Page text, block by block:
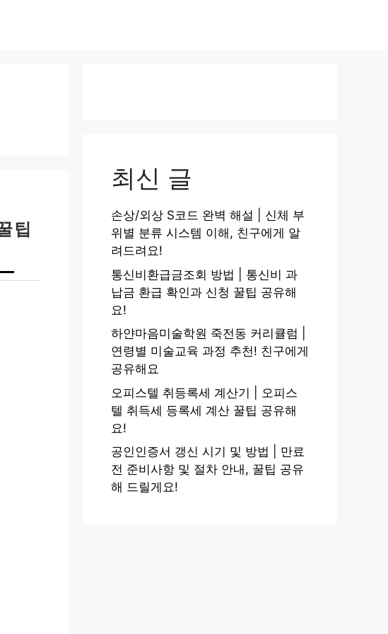
팁
최신 글
손상/외상 S코드 완벽 해설 | 신체 부
위별 분류 시스템 이해, 친구에게 알
려드려요!
통신비환급금조회 방법 | 통신비 과
납금 환급 확인과 신청 꿀팁 공유해
요!
하얀마음미술학원 죽전동 커리큘럼 |
연령별 미술교육 과정 추천! 친구에게
공유해요
오피스텔 취등록세 계산기 | 오피스
텔 취득세 등록세 계산 꿀팁 공유해
요!
공인인증서 갱신 시기 및 방법 | 만료
전 준비사항 및 절차 안내, 꿀팁 공유
해 드릴게요!